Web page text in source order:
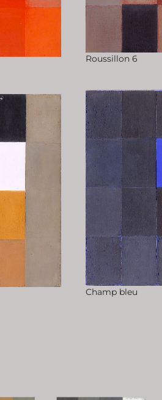
Roussillon 6
Champ bleu